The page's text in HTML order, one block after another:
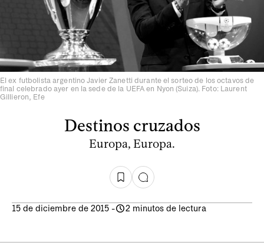
El ex futbolista argentino Javier Zanetti durante el sorteo de los octavos de
final celebrado ayer en la sede de la UEFA en Nyon (Suiza). Foto: Laurent
Gillieron, Efe
Destinos cruzados
Europa, Europa.
15 de diciembre de 2015 - 2 minutos de lectura